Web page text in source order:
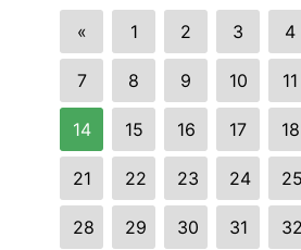
« 1 2 3 4
7 8 9 10 11
14 15 16 17 18
21 22 23 24 25
28 29 30 31 32